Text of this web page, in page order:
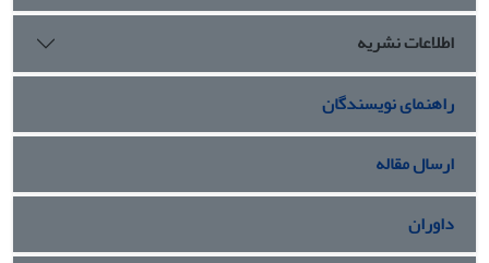
اطلاعات نشریه
راهنمای نویسندگان
ارسال مقاله
داوران